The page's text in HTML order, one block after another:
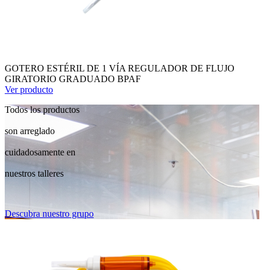
GOTERO ESTÉRIL DE 1 VÍA REGULADOR DE FLUJO
GIRATORIO GRADUADO BPAF
Ver producto
Todos los productos
son arreglado
cuidadosamente en
nuestros talleres
Descubra nuestro grupo